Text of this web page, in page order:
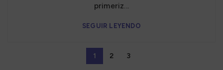
primeriz...
SEGUIR LEYENDO
1 2 3